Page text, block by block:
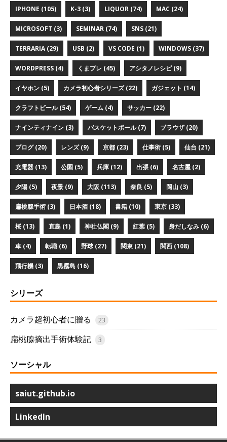
IPHONE (105) K-3 (3) LIQUOR (74) MAC (24)
MICROSOFT (3) SEMINAR (74) SNS (21)
TERRARIA (29) USB (2) VS CODE (1) WINDOWS (37)
WORDPRESS (4) くまプレ (45) アシタノレシピ (9)
イヤホン (5) カメラ初心者シリーズ (22) ガジェット (14)
クラフトビール (54) ゲーム (4) サッカー (22)
ナインティナイン (3) バスケットボール (7) ブラウザ (20)
ブログ (20) レンズ (9) 京都 (23) 仕事術 (5) 仙台 (21)
充電器 (13) 公園 (5) 兵庫 (12) 出張 (6) 名古屋 (2)
夕陽 (5) 夜景 (9) 大阪 (113) 奈良 (5) 岡山 (3)
扁桃腺手術 (3) 日本酒 (18) 書籍 (10) 東京 (33)
桜 (13) 直島 (1) 神社仏閣 (9) 紅葉 (5) 身だしなみ (6)
車 (4) 転職 (6) 野球 (27) 関東 (21) 関西 (108)
飛行機 (3) 黒霧島 (16)
シリーズ
カメラ超初心者に贈る 23
扁桃腺摘出手術体験記 3
ソーシャル
saiut.github.io
LinkedIn